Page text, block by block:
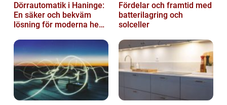
Dörrautomatik i Haninge:
En säker och bekväm
lösning för moderna hem
Fördelar och framtid med
batterilagring och
solceller